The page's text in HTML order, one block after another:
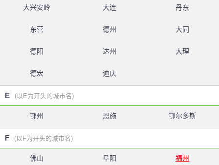
大兴安岭 大连 丹东
东营 德州 大同
德阳 达州 大理
德宏 迪庆
E (以E为开头的城市名)
鄂州 恩施 鄂尔多斯
F (以F为开头的城市名)
佛山 阜阳 福州